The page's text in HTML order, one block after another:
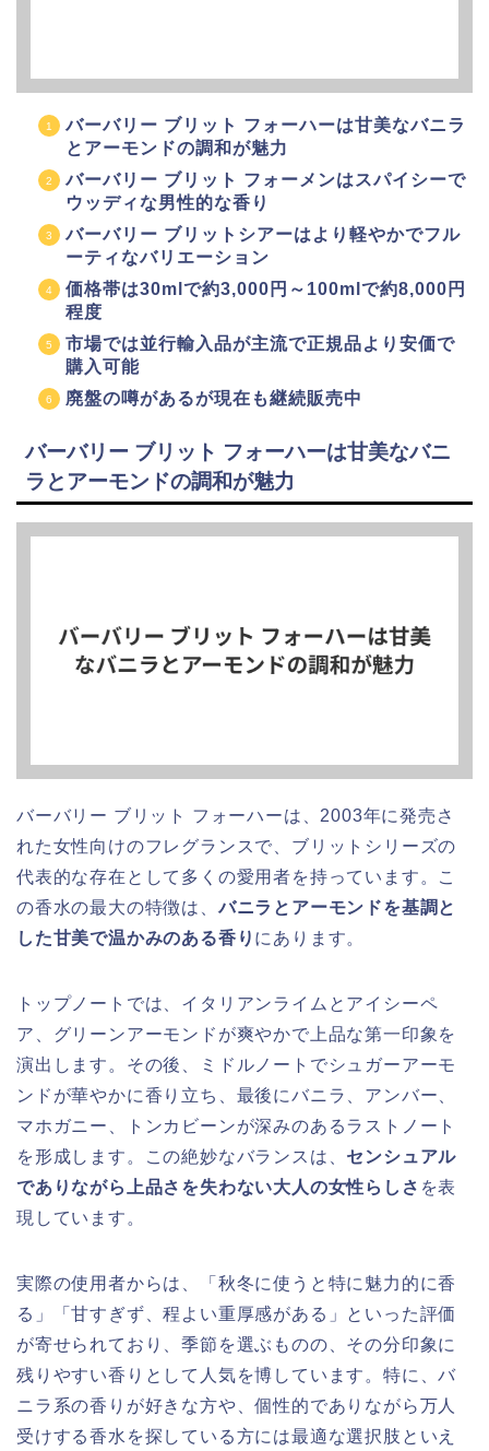
バーバリー ブリット フォーハーは甘美なバニラ
とアーモンドの調和が魅力
バーバリー ブリット フォーメンはスパイシーで
ウッディな男性的な香り
バーバリー ブリットシアーはより軽やかでフル
ーティなバリエーション
価格帯は30mlで約3,000円～100mlで約8,000円
程度
市場では並行輸入品が主流で正規品より安価で
購入可能
廃盤の噂があるが現在も継続販売中
バーバリー ブリット フォーハーは甘美なバニ
ラとアーモンドの調和が魅力
バーバリー ブリット フォーハーは、2003年に発売さ
れた女性向けのフレグランスで、ブリットシリーズの
代表的な存在として多くの愛用者を持っています。こ
の香水の最大の特徴は、バニラとアーモンドを基調と
した甘美で温かみのある香り にあります。
トップノートでは、イタリアンライムとアイシーペ
ア、グリーンアーモンドが爽やかで上品な第一印象を
演出します。その後、ミドルノートでシュガーアーモ
ンドが華やかに香り立ち、最後にバニラ、アンバー、
マホガニー、トンカビーンが深みのあるラストノート
を形成します。この絶妙なバランスは、 センシュアル
でありながら上品さを失わない大人の女性らしさ を表
現しています。
実際の使用者からは、「秋冬に使うと特に魅力的に香
る」「甘すぎず、程よい重厚感がある」といった評価
が寄せられており、季節を選ぶものの、その分印象に
残りやすい香りとして人気を博しています。特に、バ
ニラ系の香りが好きな方や、個性的でありながら万人
受けする香水を探している方には最適な選択肢といえ